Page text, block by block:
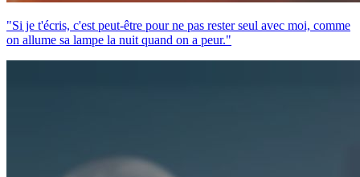
"Si je t'écris, c'est peut-être pour ne pas rester seul avec moi, comme
on allume sa lampe la nuit quand on a peur."